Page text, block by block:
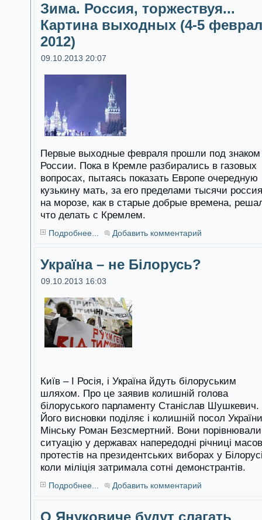
Зима. Россия, торжествуя...
Картина выходных (4-5
2012)
09.10.2013 20:07
Первые выходные февраля прошли под знаком
России. Пока в Кремле разбирались в газовых
вопросах, пытаясь показать Европе очередную
кузькину мать, за его пределами тысячи
на морозе, как в старые добрые времена,
что делать с Кремлем.
Подробнее... Добавить комментарий
Україна – не Білорусь?
09.10.2013 16:03
Київ – І Росія, і Україна йдуть білоруським
шляхом. Про це заявив колишній голова
білоруського парламенту Станіслав Шушкевич.
Його висновки поділяє і колишній посол
Мінську Роман Безсмертний. Вони порівнювали
ситуацію у державах напередодні річниці
протестів на президентських виборах у
коли міліція затримала сотні демонстрантів.
Подробнее... Добавить комментарий
О Януковиче будут слагать